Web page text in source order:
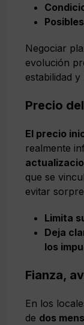
Negociar
evolución
estabilidad
Precio
El precio
realmente
que se
evitar
Limita
Deja
los
Fianza,
En los
de dos